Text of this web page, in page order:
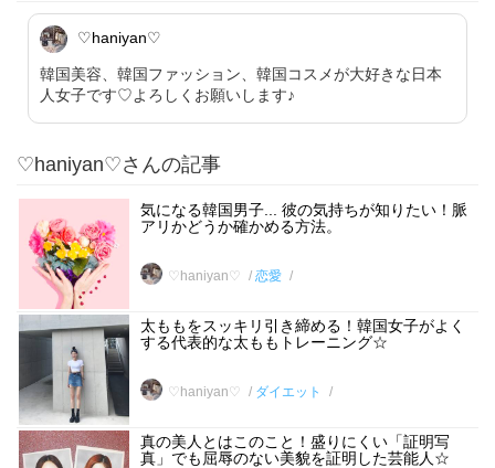
♡haniyan♡
韓国美容、韓国ファッション、韓国コスメが大好きな日本
人女子です♡よろしくお願いします♪
♡haniyan♡さんの記事
気になる韓国男子... 彼の気持ちが知りたい！脈
アリかどうか確かめる方法。
♡haniyan♡ 恋愛
太ももをスッキリ引き締める！韓国女子がよく
する代表的な太ももトレーニング☆
♡haniyan♡ ダイエット
真の美人とはこのこと！盛りにくい「証明写
真」でも屈辱のない美貌を証明した芸能人☆